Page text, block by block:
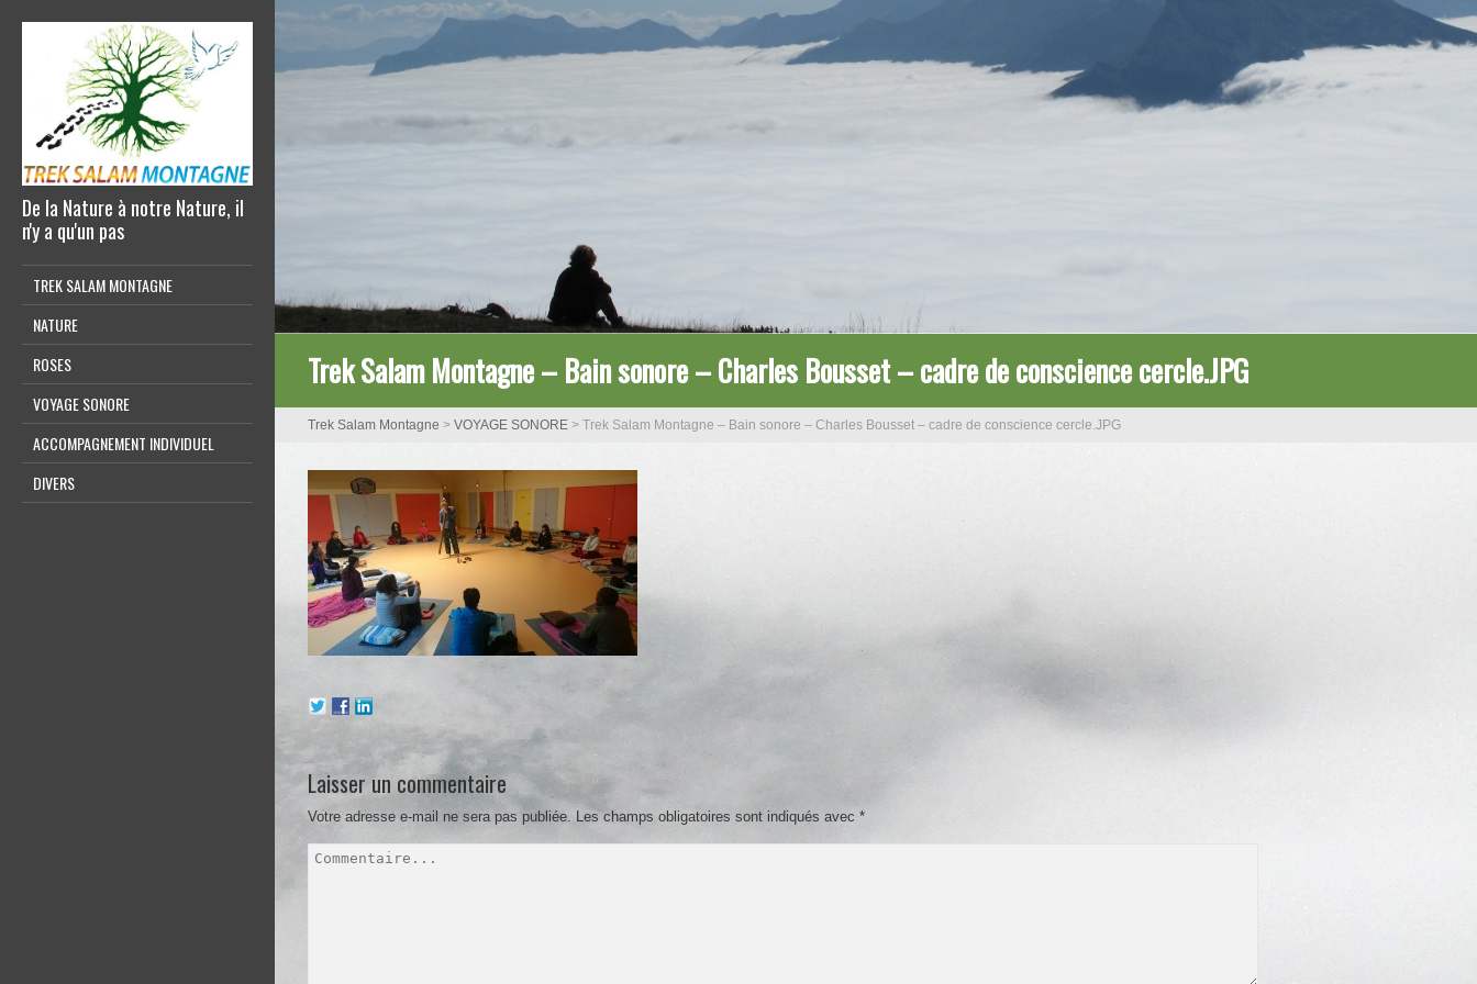
De la Nature à notre Nature, il
n'y a qu'un pas
TREK SALAM MONTAGNE
NATURE
ROSES
VOYAGE SONORE
ACCOMPAGNEMENT INDIVIDUEL
DIVERS
Trek Salam Montagne – Bain sonore – Charles Bousset – cadre de conscience cercle.JPG
Trek Salam Montagne > VOYAGE SONORE > Trek Salam Montagne – Bain sonore – Charles Bousset – cadre de conscience cercle.JPG
Laisser un commentaire
Votre adresse e-mail ne sera pas publiée. Les champs obligatoires sont indiqués avec *